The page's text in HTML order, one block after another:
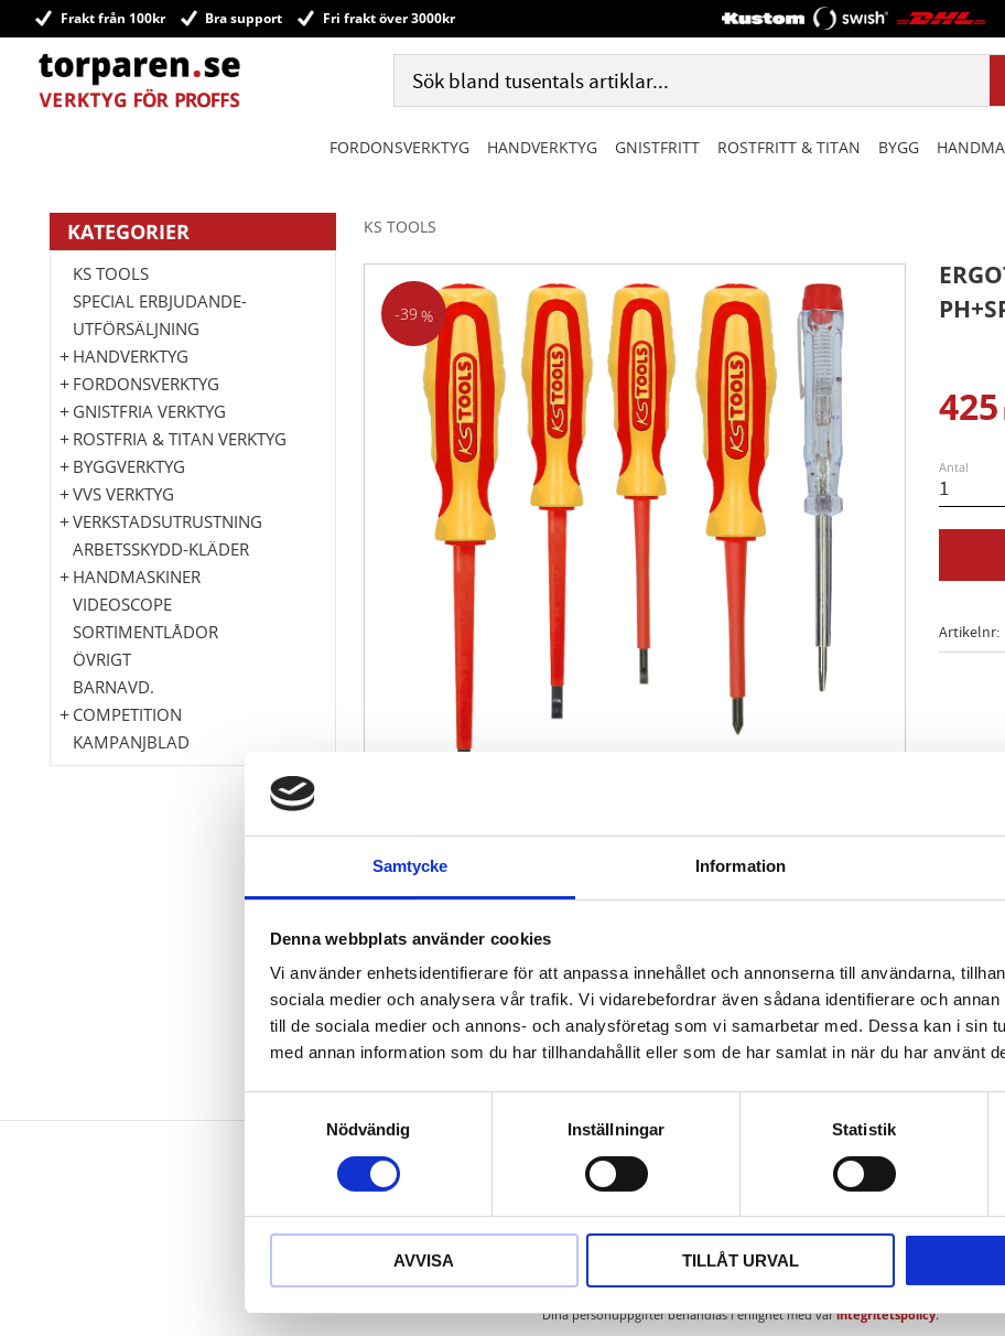
Samtycke Information
Denna webbplats använder cookies
Vi använder enhetsidentifierare för att anpassa innehållet och annonserna till användarna,
sociala medier och analysera vår trafik. Vi vidarebefordrar även sådana identifierare och
till de sociala medier och annons- och analysföretag som vi samarbetar med. Dessa kan i sin
med annan information som du har tillhandahållit eller som de har samlat in när du har använt
Nödvändig
Inställningar Statistik
AVVISA TILLÅT URVAL
Frakt från 100kr Bra support Fri frakt över 3000kr
FORDONSVERKTYG HANDVERKTYG GNISTFRITT ROSTFRITT & TITAN BYGG
KS TOOLS
39 %
425
Antal
Artikelnr
enligt DIN 5264/7437/7438/8764
polerad
S2-specialstål
KATEGORIER
KS TOOLS
SPECIAL ERBJUDANDE-
UTFÖRSÄLJNING
HANDVERKTYG
FORDONSVERKTYG
GNISTFRIA VERKTYG
ROSTFRIA & TITAN VERKTYG
BYGGVERKTYG
VVS VERKTYG
VERKSTADSUTRUSTNING
ARBETSSKYDD-KLÄDER
HANDMASKINER
VIDEOSCOPE
SORTIMENTLÅDOR
ÖVRIGT
BARNAVD.
COMPETITION
KAMPANJBLAD
Dina personuppgifter behandlas i enlighet med vårintegritetspolicy.